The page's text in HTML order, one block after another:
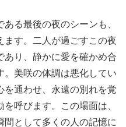
る最後の夜のシーンも、
ます。二人が過ごすこの夜
あり、静かに愛を確かめ合
。美咲の体調は悪化してい
を通わせ、永遠の別れを覚
呼びます。この場面は、
として多くの人の記憶に